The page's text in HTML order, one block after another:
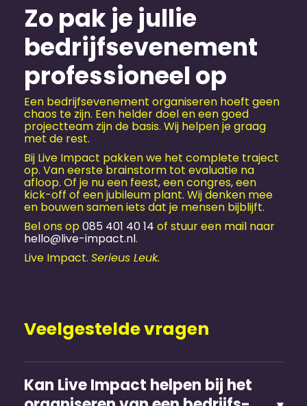
Zo pak je jullie
bedrijfs­evenement
professioneel op
Een bedrijfs­evenement organiseren hoeft geen
chaos te zijn. Een helder doel en een goed
projectteam zijn de basis. Wij helpen je graag
met de rest.
Bij Live Impact pakken we het complete traject
op. Van eerste brainstorm tot evaluatie na
afloop. Of je nu een feest, een congres, een
kick-off of een jubileum plant. Wij denken mee
en bouwen samen iets dat je mensen bijblijft.
Bel ons op 085 401 40 14 of stuur een mail naar
hello@live-impact.nl.
Live Impact. Serieus Leuk.
Veelgestelde vragen
Kan Live Impact helpen bij het